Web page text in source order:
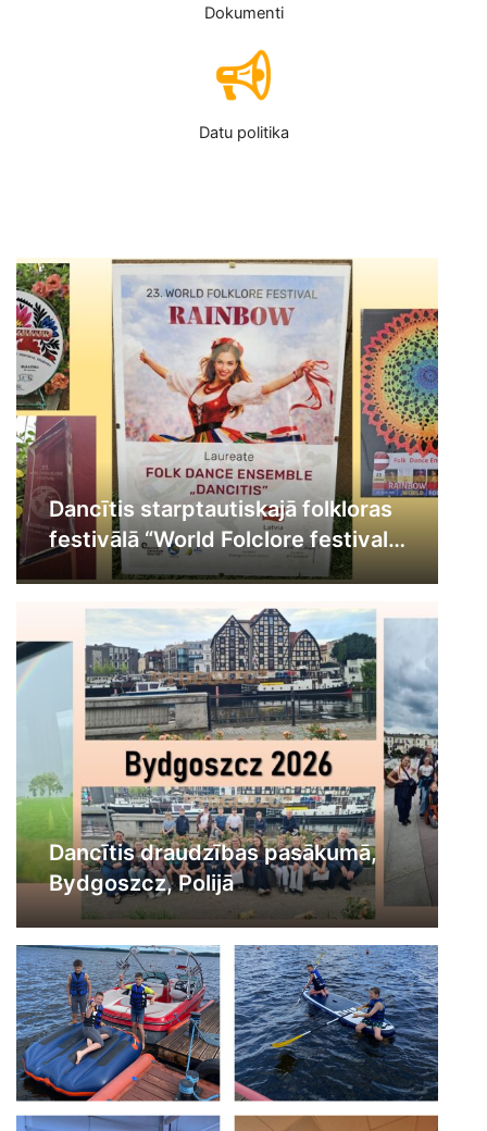
Dokumenti
Datu politika
Dancītis starptautiskajā folkloras
festivālā “World Folclore festival
“Rainbow””
Dancītis draudzības pasākumā,
Bydgoszcz, Polijā